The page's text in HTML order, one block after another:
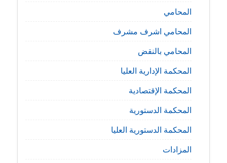
المحامي
المحامي اشرف مشرف
المحامي بالنقض
المحكمة الإدارية العليا
المحكمة الإقتصادية
المحكمة الدستورية
المحكمة الدستورية العليا
المزادات